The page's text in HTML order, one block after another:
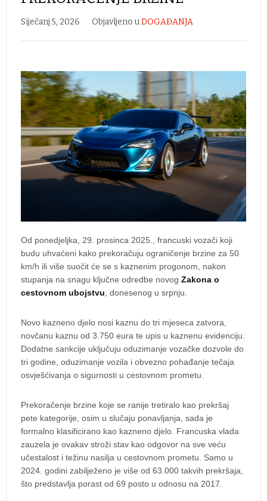
Siječanj 5, 2026 Objavljeno uDOGAĐANJA
Od ponedjeljka, 29. prosinca 2025., francuski vozači koji
budu uhvaćeni kako prekoračuju ograničenje brzine za 50
km/h ili više suočit će se s kaznenim progonom, nakon
stupanja na snagu ključne odredbe novog Zakona o
cestovnom ubojstvu , donesenog u srpnju.
Novo kazneno djelo nosi kaznu do tri mjeseca zatvora,
novčanu kaznu od 3.750 eura te upis u kaznenu evidenciju.
Dodatne sankcije uključuju oduzimanje vozačke dozvole do
tri godine, oduzimanje vozila i obvezno pohađanje tečaja
osvješćivanja o sigurnosti u cestovnom prometu.
Prekoračenje brzine koje se ranije tretiralo kao prekršaj
pete kategorije, osim u slučaju ponavljanja, sada je
formalno klasificirano kao kazneno djelo. Francuska vlada
zauzela je ovakav stroži stav kao odgovor na sve veću
učestalost i težinu nasilja u cestovnom prometu. Samo u
2024. godini zabilježeno je više od 63.000 takvih prekršaja,
što predstavlja porast od 69 posto u odnosu na 2017.